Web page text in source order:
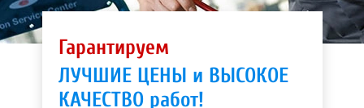
Гарантируем
ЛУЧШИЕ ЦЕНЫ и ВЫСОКОЕ
КАЧЕСТВО работ!